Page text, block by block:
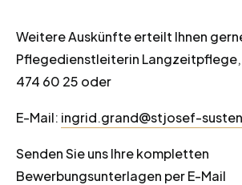
Weitere Auskünfte erteilt Ihnen
Pflegedienstleiterin
474 60 25 oder
E-Mail: ingrid.grand@stjosef-
Senden Sie uns Ihre kompletten
Bewerbungsunterlagen per E-Mail